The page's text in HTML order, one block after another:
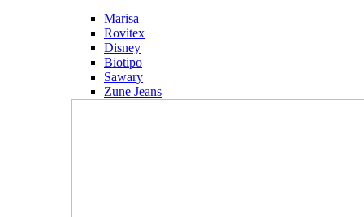
Marisa
Rovitex
Disney
Biotipo
Sawary
Zune Jeans